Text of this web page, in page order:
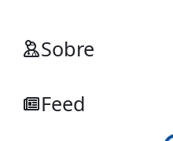
Sobre
Feed